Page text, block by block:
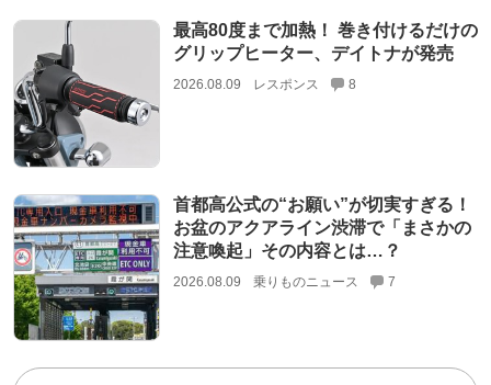
最高80度まで加熱！ 巻き付けるだけの
グリップヒーター、デイトナが発売
2026.08.09 レスポンス 8
首都高公式の“お願い”が切実すぎる！
お盆のアクアライン渋滞で「まさかの
注意喚起」その内容とは…？
2026.08.09 乗りものニュース 7